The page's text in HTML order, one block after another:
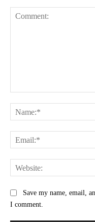
Save my name, email,
I comment.